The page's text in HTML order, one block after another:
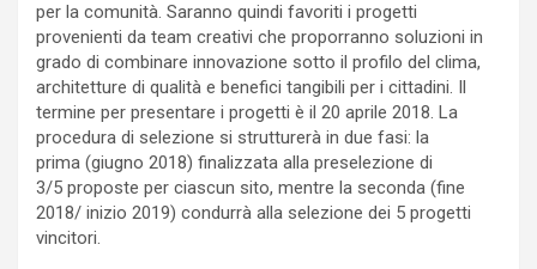
per la comunità. Saranno quindi favoriti i progetti
provenienti da team creativi che proporranno soluzioni in
grado di combinare innovazione sotto il profilo del clima,
architetture di qualità e benefici tangibili per i cittadini. Il
termine per presentare i progetti è il 20 aprile 2018. La
procedura di selezione si strutturerà in due fasi: la
prima (giugno 2018) finalizzata alla preselezione di
3/5 proposte per ciascun sito, mentre la seconda (fine
2018/ inizio 2019) condurrà alla selezione dei 5 progetti
vincitori.